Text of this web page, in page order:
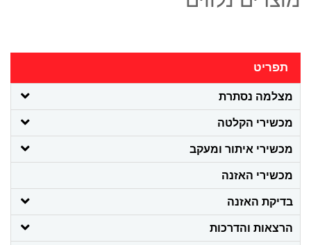
תפריט
מצלמה נסתרת
מכשירי הקלטה
מכשירי איתור ומעקב
מכשירי האזנה
בדיקת האזנה
הרצאות והדרכות